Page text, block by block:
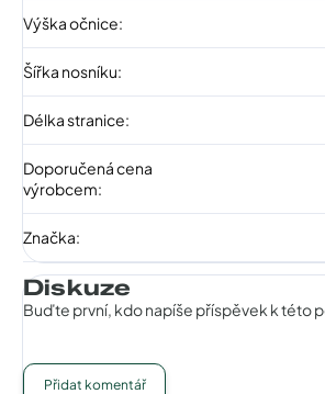
Výška očnice:
Šířka nosníku:
Délka stranice:
Doporučená cena
výrobcem:
Značka:
Diskuze
Buďte první, kdo napíše příspěvek k této
Přidat komentář